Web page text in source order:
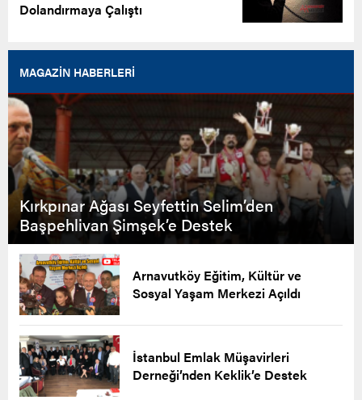
Dolandırmaya Çalıştı
MAGAZİN HABERLERİ
Kırkpınar Ağası Seyfettin Selim’den
Başpehlivan Şimşek’e Destek
Arnavutköy Eğitim, Kültür ve
Sosyal Yaşam Merkezi Açıldı
İstanbul Emlak Müşavirleri
Derneği’nden Keklik’e Destek